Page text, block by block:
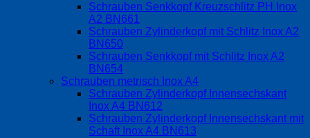
Schrauben Senkkopf Kreuzschlitz PH Inox
A2 BN661
Schrauben Zylinderkopf mit Schlitz Inox A2
BN650
Schrauben Senkkopf mit Schlitz Inox A2
BN654
Schrauben metrisch Inox A4
Schrauben Zylinderkopf Innensechskant
Inox A4 BN612
Schrauben Zylinderkopf Innensechskant mit
Schaft Inox A4 BN613